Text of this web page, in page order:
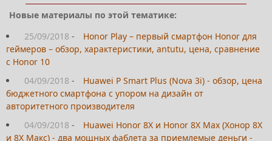
Новые материалы по этой тематике:
25/09/2018 -
Honor Play – первый смартфон Honor для
геймеров – обзор, характеристики, antutu, цена, сравнение
с Honor 10
04/09/2018 -
Huawei P Smart Plus (Nova 3i) - обзор, цена
бюджетного смартфона с упором на дизайн от
авторитетного производителя
04/09/2018 -
Huawei Honor 8X и Honor 8X Max (Хонор 8Х
и 8Х Макс) - два мощных фаблета за приемлемые деньги -